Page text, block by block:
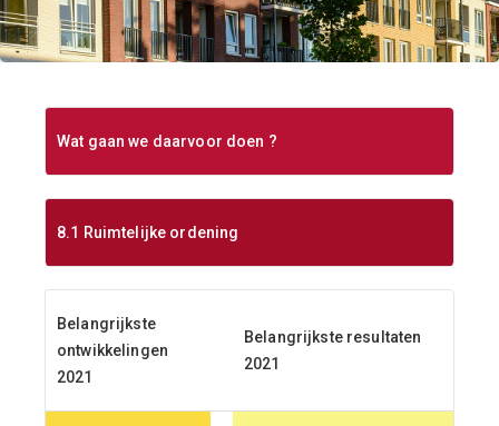
Wat gaan we daarvoor doen ?
8.1 Ruimtelijke ordening
Belangrijkste
ontwikkelingen
2021
Belangrijkste resultaten
2021